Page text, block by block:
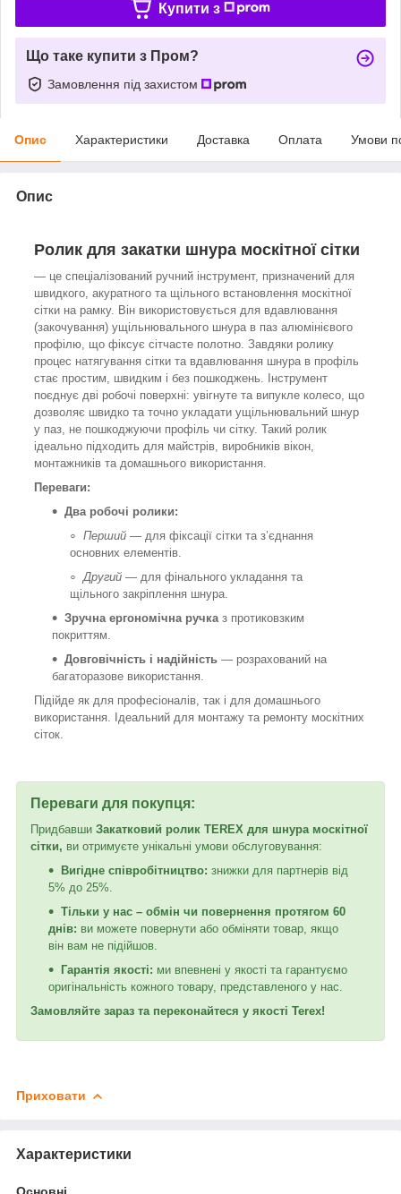
Купити з
Що таке купити з Пром?
Замовлення під захистом
Опис Характеристики Доставка Оплата Умови
Опис
Ролик для закатки шнура москітної сітки
— це спеціалізований ручний інструмент, призначений для
швидкого, акуратного та щільного встановлення москітної
сітки на рамку. Він використовується для вдавлювання
(закочування) ущільнювального шнура в паз алюмінієвого
профілю, що фіксує сітчасте полотно. Завдяки ролику
процес натягування сітки та вдавлювання шнура в профіль
стає простим, швидким і без пошкоджень. Інструмент
поєднує дві робочі поверхні: увігнуте та випукле колесо, що
дозволяє швидко та точно укладати ущільнювальний шнур
у паз, не пошкоджуючи профіль чи сітку. Такий ролик
ідеально підходить для майстрів, виробників вікон,
монтажників та домашнього використання.
Переваги:
Два робочі ролики:
Перший — для фіксації сітки та з’єднання
основних елементів.
Другий — для фінального укладання та
щільного закріплення шнура.
Зручна ергономічна ручка з протиковзким
покриттям.
Довговічність і надійність — розрахований на
багаторазове використання.
Підійде як для професіоналів, так і для домашнього
використання. Ідеальний для монтажу та ремонту москітних
сіток.
Переваги для покупця:
Придбавши Закатковий ролик TEREX для шнура москітної
сітки, ви отримуєте унікальні умови обслуговування:
Вигідне співробітництво: знижки для партнерів від
5% до 25%.
Тільки у нас – обмін чи повернення протягом 60
днів: ви можете повернути або обміняти товар, якщо
він вам не підійшов.
Гарантія якості: ми впевнені у якості та гарантуємо
оригінальність кожного товару, представленого у нас.
Замовляйте зараз та переконайтеся у якості Terex!
Приховати
Характеристики
Основні